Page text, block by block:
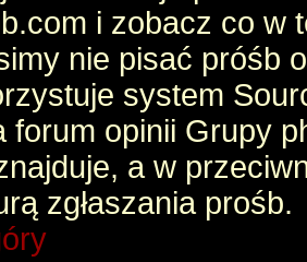
i zobacz co w
nie pisać próśb
system
forum opinii Grupy
a w
zgłaszania prośb.